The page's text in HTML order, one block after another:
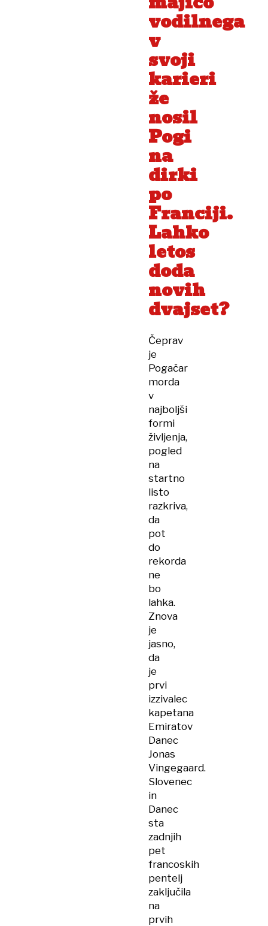
vodilnega
v
svoji
karieri
že
nosil
Pogi
na
dirki
po
Franciji.
Lahko
letos
doda
novih
dvajset?
Čeprav
je
Pogačar
morda
v
najboljši
formi
življenja,
pogled
na
startno
listo
razkriva,
da
pot
do
rekorda
ne
bo
lahka.
Znova
je
jasno,
da
je
prvi
izzivalec
kapetana
Emiratov
Danec
Jonas
Vingegaard.
Slovenec
in
Danec
sta
zadnjih
pet
francoskih
pentelj
zaključila
na
prvih